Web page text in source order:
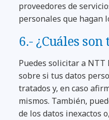
proveedores de
personales que hagan
6.- ¿Cuáles
Puedes solicitar a NTT
sobre si tus datos
tratados y, en caso
mismos. También,
de los datos inexactos